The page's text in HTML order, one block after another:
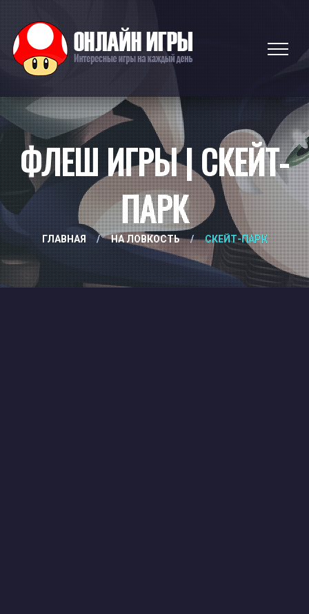
ФЛЕШ ИГРЫ | СКЕЙТ-
ПАРК
ГЛАВНАЯ / НА ЛОВКОСТЬ / СКЕЙТ-ПАРК